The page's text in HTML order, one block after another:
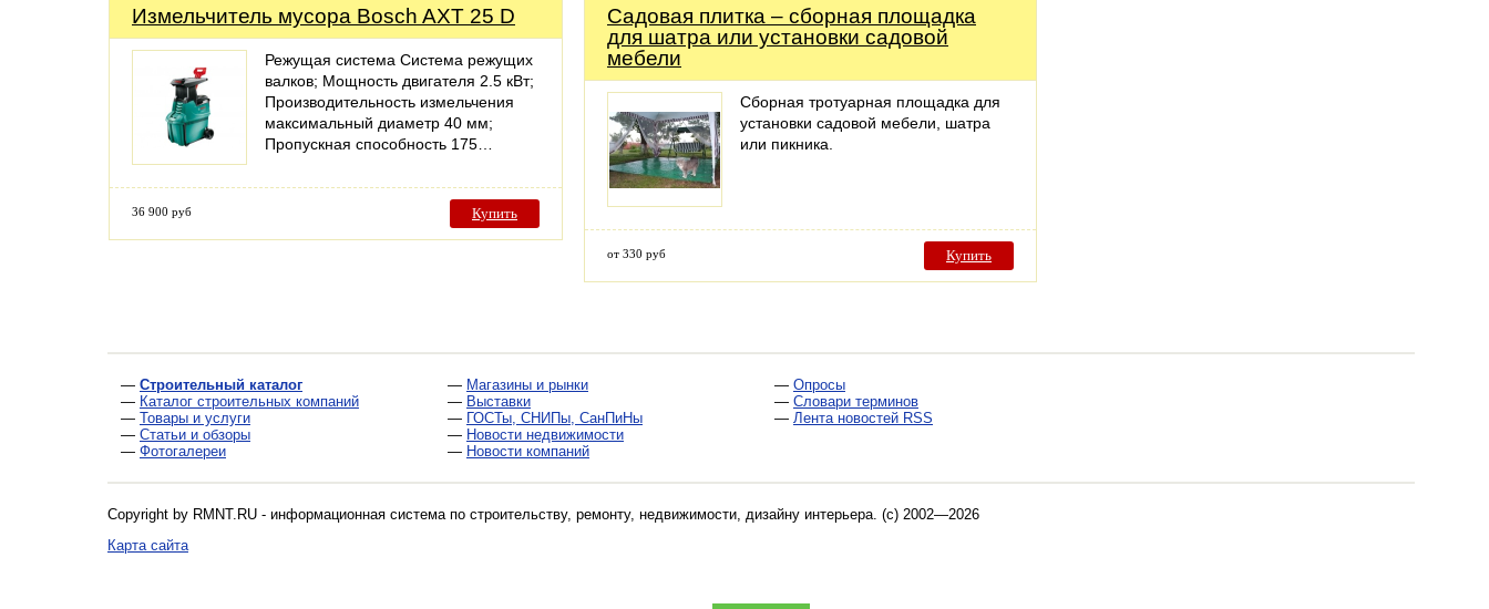
Измельчитель мусора Bosch AXT 25 D
Режущая система Система режущих
валков; Мощность двигателя 2.5 кВт;
Производительность измельчения
максимальный диаметр 40 мм;
Пропускная способность 175…
36 900 руб Купить
Садовая плитка – сборная площадка
для шатра или установки садовой
мебели
Сборная тротуарная площадка для
установки садовой мебели, шатра
или пикника.
от 330 руб Купить
— Строительный каталог
— Каталог строительных компаний
— Товары и услуги
— Статьи и обзоры
— Фотогалереи
— Магазины и рынки
— Выставки
— ГОСТы, СНИПы, СанПиНы
— Новости недвижимости
— Новости компаний
— Опросы
— Словари терминов
— Лента новостей RSS
Copyright by RMNT.RU - информационная система по строительству, ремонту, недвижимости, дизайну интерьера. (c) 2002—2026
Карта сайта